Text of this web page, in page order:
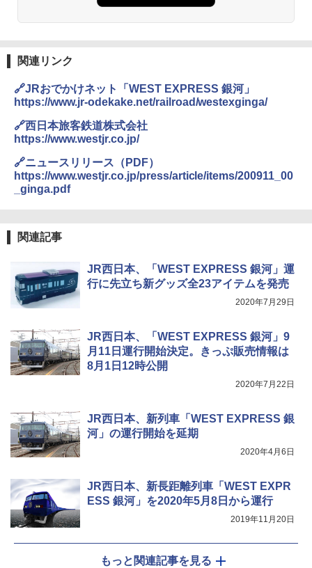
￥6,459
秒）射程5～10m 安全ロック搭載 携帯収納袋
付き ヒグマ・イノシシ対策 自治体・教育機
関の購入実績 登山・キャンプ・アウトドア・
防災用品 長期保存可能 緊急時用 日本国内発
送
￥3,680
￥1,180
HYREKK 八角形タープ 防水タープ 3×4.5m
ット 5000mm耐水圧 210D生地 遮光
￥6,579
関連リンク
🔗JRおでかけネット「WEST EXPRESS 銀河」
https://www.jr-odekake.net/railroad/westexginga/
🔗西日本旅客鉄道株式会社
https://www.westjr.co.jp/
🔗ニュースリリース（PDF）
https://www.westjr.co.jp/press/article/items/200911_00
_ginga.pdf
関連記事
JR西日本、「WEST EXPRESS 銀河」運
行に先立ち新グッズ全23アイテムを発売
2020年7月29日
JR西日本、「WEST EXPRESS 銀河」9
月11日運行開始決定。きっぷ販売情報は
8月1日12時公開
2020年7月22日
JR西日本、新列車「WEST EXPRESS 銀
河」の運行開始を延期
2020年4月6日
JR西日本、新長距離列車「WEST EXPR
ESS 銀河」を2020年5月8日から運行
2019年11月20日
もっと関連記事を見る